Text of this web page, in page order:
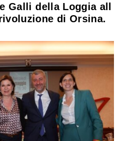
Galli della Loggia all
di Orsina.